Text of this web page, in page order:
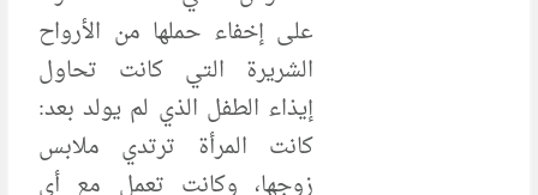
على إخفاء حملها من الأرواح
الشريرة التي كانت تحاول
إيذاء الطفل الذي لم يولد بعد:
كانت المرأة ترتدي ملابس
زوجها، وكانت تعمل مع أي